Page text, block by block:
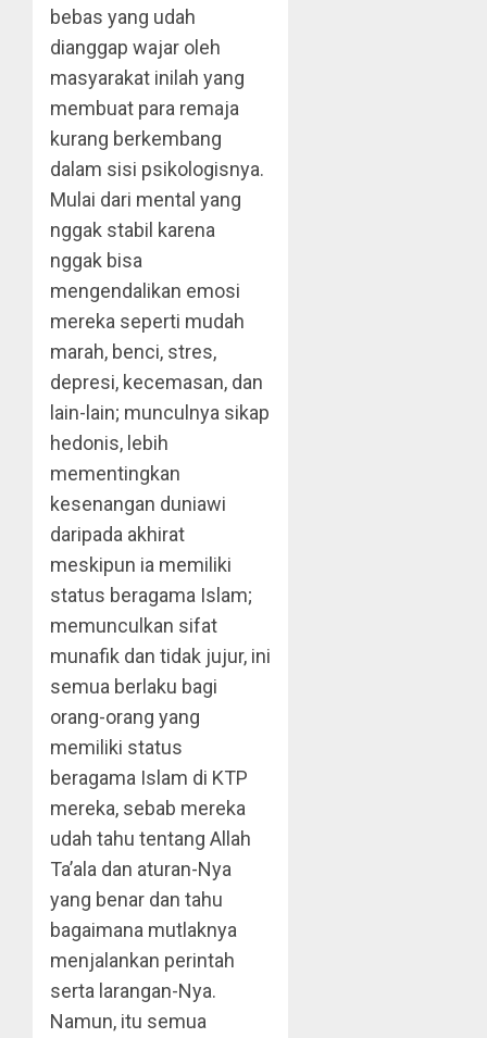
bebas yang udah
dianggap wajar oleh
masyarakat inilah yang
membuat para remaja
kurang berkembang
dalam sisi psikologisnya.
Mulai dari mental yang
nggak stabil karena
nggak bisa
mengendalikan emosi
mereka seperti mudah
marah, benci, stres,
depresi, kecemasan, dan
lain-lain; munculnya sikap
hedonis, lebih
mementingkan
kesenangan duniawi
daripada akhirat
meskipun ia memiliki
status beragama Islam;
memunculkan sifat
munafik dan tidak jujur, ini
semua berlaku bagi
orang-orang yang
memiliki status
beragama Islam di KTP
mereka, sebab mereka
udah tahu tentang Allah
Ta’ala dan aturan-Nya
yang benar dan tahu
bagaimana mutlaknya
menjalankan perintah
serta larangan-Nya.
Namun, itu semua